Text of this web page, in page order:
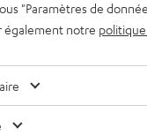
TV et caisson de
kevlar ultra résistante,
magnétique
indépendamment de
"Paramètres de
également notre